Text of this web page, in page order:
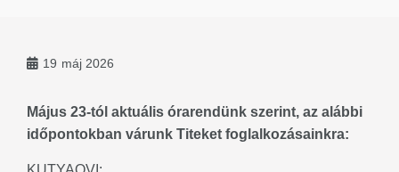
19 máj 2026
Május 23-tól aktuális órarendünk szerint, az alábbi
időpontokban várunk Titeket foglalkozásainkra: